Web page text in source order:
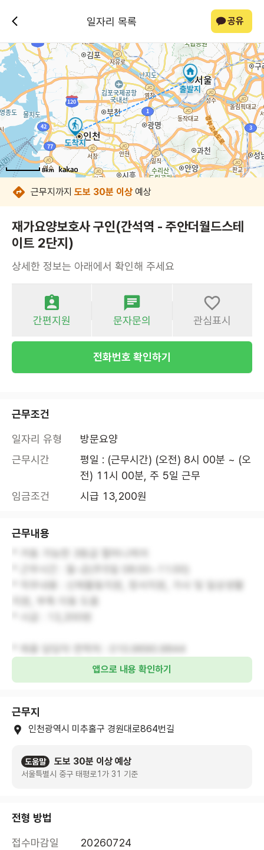
일자리 목록 공유
8km
8km
8km
8km
8km
8km
8km
근무지까지 도보 30분 이상 예상
재가요양보호사 구인(간석역 - 주안더월드스테
이트 2단지)
상세한 정보는 아래에서 확인해 주세요
간편지원 문자문의 관심표시
전화번호 확인하기
근무조건
일자리 유형
방문요양
근무시간
평일 : (근무시간) (오전) 8시 00분 ~ (오
전) 11시 00분, 주 5일 근무
임금조건
시급 13,200원
근무내용
앱으로 내용 확인하기
근무지
인천광역시 미추홀구 경원대로864번길
도움말 도보 30분 이상 예상
서울특별시 중구 태평로1가 31 기준
전형 방법
접수마감일
20260724